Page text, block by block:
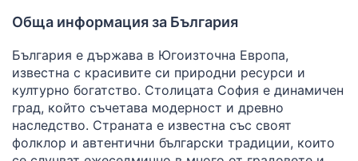
Обща информация за България
България е държава в Югоизточна Европа,
известна с красивите си природни ресурси и
културно богатство. Столицата София е динамичен
град, който съчетава модерност и древно
наследство. Страната е известна със своят
фолклор и автентични български традиции, които